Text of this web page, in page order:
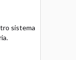
sistema